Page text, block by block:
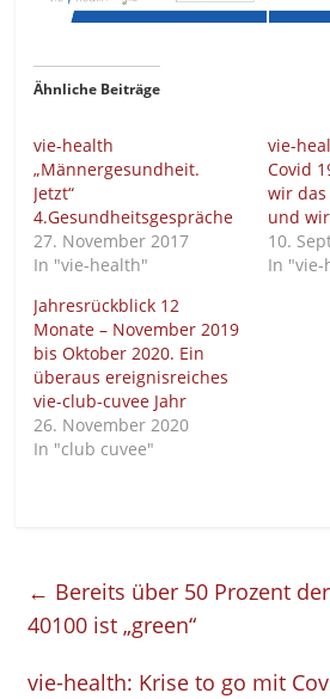
Ähnliche Beiträge
vie-health
„Männergesundheit.
Jetzt“
4.Gesundheitsgespräche
27. November 2017
In "vie-health"
vie-
Covid
wir
und
10.
In "vie-
Jahresrückblick 12
Monate – November 2019
bis Oktober 2020. Ein
überaus ereignisreiches
vie-club-cuvee Jahr
26. November 2020
In "club cuvee"
← Bereits über 50 Prozent
40100 ist „green“
vie-health: Krise to go mit